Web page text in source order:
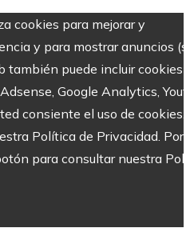
cookies para mejorar y
y para mostrar anuncios
también puede incluir cookies
Google Analytics,
consiente el uso de cookies.
Política de Privacidad. Por
para consultar nuestra